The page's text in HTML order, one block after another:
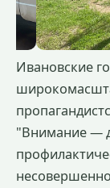
Ивановские
"Внимание —